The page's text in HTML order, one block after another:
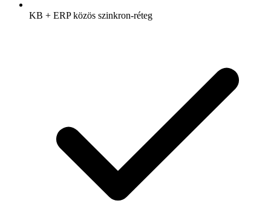
KB + ERP közös szinkron-réteg